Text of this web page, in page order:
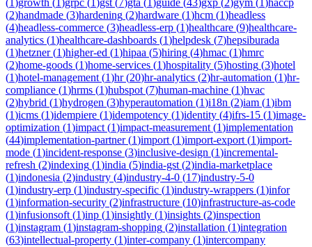
(2)handmade (3)hardening (2)hardware (1)hcm (1)headless
(4)headless-commerce (3)headless-erp (1)healthcare (9)healthcare-
analytics (1)healthcare-dashboards (1)helpdesk (7)hepsiburada
(1)hetzner(1)higher-ed (1)hipaa (5)hiring (4)hmac (1)hmrc
(2)home-goods (1)home-services (1)hospitality (5)hosting (3)hotel
(1)hotel-management (1)hr(20)hr-analytics (2)hr-automation (1)hr-
compliance (1)hrms (1)hubspot (7)human-machine (1)hvac
(2)hybrid (1)hydrogen (3)hyperautomation (1)i18n (2)iam (1)ibm
(1)icms (1)idempiere (1)idempotency (1)identity (4)ifrs-15 (1)image-
optimization (1)impact (1)impact-measurement (1)implementation
(44)implementation-partner(1)import (1)import-export (1)import-
mode (1)incident-response (3)inclusive-design (1)incremental-
refresh (2)indexing (1)india (5)india-gst (2)india-marketplace
(1)indonesia (2)industry (4)industry-4-0 (17)industry-5-0
(1)industry-erp (1)industry-specific (1)industry-wrappers (1)infor
(1)information-security (2)infrastructure (10)infrastructure-as-code
(1)infusionsoft (1)inp (1)insightly (1)insights (2)inspection
(1)instagram (1)instagram-shopping (2)installation (1)integration
(63)intellectual-property (1)inter-company (1)intercompany